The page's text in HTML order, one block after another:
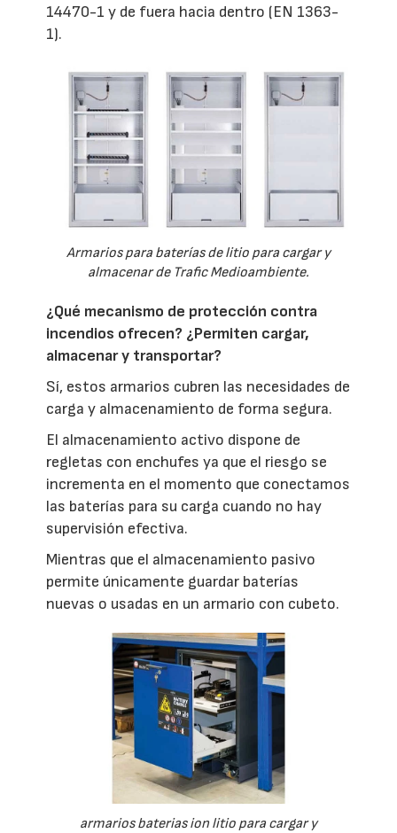
14470-1 y de fuera hacia dentro (EN 1363-
1).
Armarios para baterías de litio para cargar y
almacenar de Trafic Medioambiente.
¿Qué mecanismo de protección contra
incendios ofrecen? ¿Permiten cargar,
almacenar y transportar?
Sí, estos armarios cubren las necesidades de
carga y almacenamiento de forma segura.
El almacenamiento activo dispone de
regletas con enchufes ya que el riesgo se
incrementa en el momento que conectamos
las baterías para su carga cuando no hay
supervisión efectiva.
Mientras que el almacenamiento pasivo
permite únicamente guardar baterías
nuevas o usadas en un armario con cubeto.
armarios baterias ion litio para cargar y